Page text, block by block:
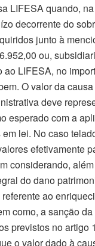
LIFESA quando,
decorrente do
junto à
ou,
ao LIFESA, no
O valor da
deve
esperado com a
lei. No caso
efetivamente
considerando,
do dano
ao
como, a sanção
previstos no artigo
o valor dado à